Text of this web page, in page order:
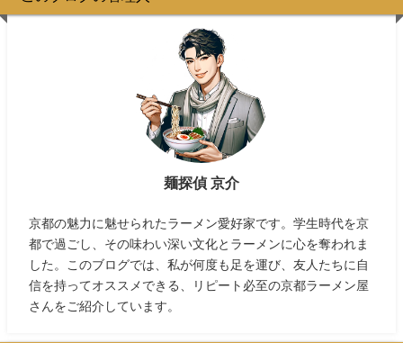
麺探偵 京介
京都の魅力に魅せられたラーメン愛好家です。学生時代を京
都で過ごし、その味わい深い文化とラーメンに心を奪われま
した。このブログでは、私が何度も足を運び、友人たちに自
信を持ってオススメできる、リピート必至の京都ラーメン屋
さんをご紹介しています。